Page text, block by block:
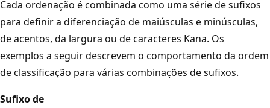
Cada ordenação é combinada como uma série de sufixos
para definir a diferenciação de maiúsculas e minúsculas,
de acentos, da largura ou de caracteres Kana. Os
exemplos a seguir descrevem o comportamento da ordem
de classificação para várias combinações de sufixos.
Sufixo de